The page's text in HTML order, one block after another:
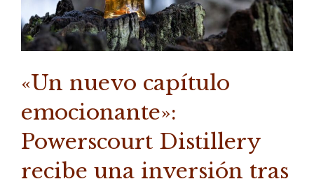
«Un nuevo capítulo
emocionante»:
Powerscourt Distillery
recibe una inversión tras